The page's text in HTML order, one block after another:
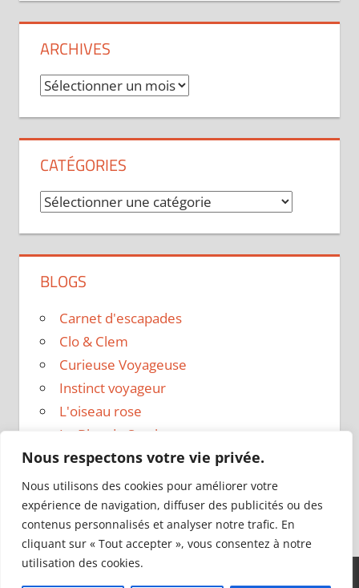
Nous respectons votre vie privée.
Nous utilisons des cookies pour améliorer votre
expérience de navigation, diffuser des publicités ou des
contenus personnalisés et analyser notre trafic. En
cliquant sur « Tout accepter », vous consentez à notre
utilisation des cookies.
ARCHIVES
Archives
CATÉGORIES
Catégories
BLOGS
Carnet d'escapades
Clo & Clem
Curieuse Voyageuse
Instinct voyageur
L'oiseau rose
Le Blog de Sarah
Le sac a dos
Madame Oreille
Voyages et Vagabondages